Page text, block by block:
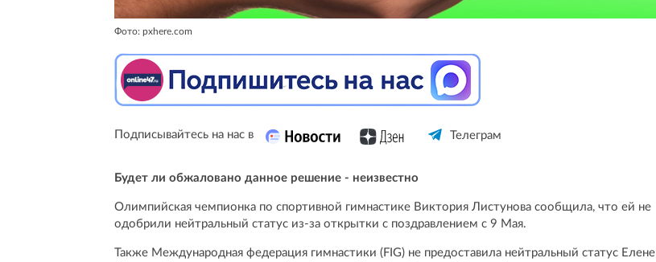
Фото: pxhere.com
Подписывайтесь на нас в Телеграм
Будет ли обжаловано данное решение - неизвестно
Олимпийская чемпионка по спортивной гимнастике Виктория Листунова сообщила, что ей не
одобрили нейтральный статус из‑за открытки с поздравлением с 9 Мая.
Также Международная федерация гимнастики (FIG) не предоставила нейтральный статус Елене